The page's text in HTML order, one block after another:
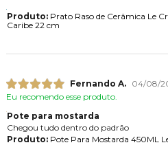
Produto:Prato Raso de Cerâmica Le
Caribe 22 cm
Fernando A.
04/08/
Eu recomendo esse produto.
Pote para mostarda
Chegou tudo dentro do padrão
Produto:Pote Para Mostarda 450ML